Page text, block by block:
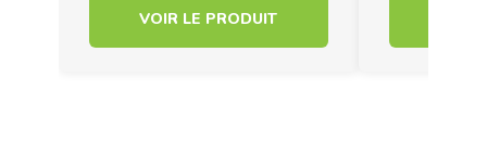
VOIR LE PRODUIT